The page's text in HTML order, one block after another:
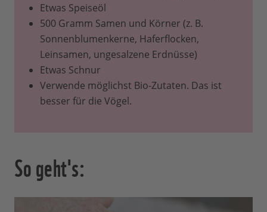
Etwas Speiseöl
500 Gramm Samen und Körner (z. B.
Sonnenblumenkerne, Haferflocken,
Leinsamen, ungesalzene Erdnüsse)
Etwas Schnur
Verwende möglichst Bio-Zutaten. Das ist
besser für die Vögel.
So geht's: